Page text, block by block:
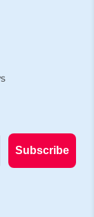
Subscribe